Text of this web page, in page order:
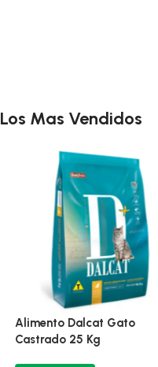
Los Mas Vendidos
Alimento Dalcat Gato
Castrado 25 Kg